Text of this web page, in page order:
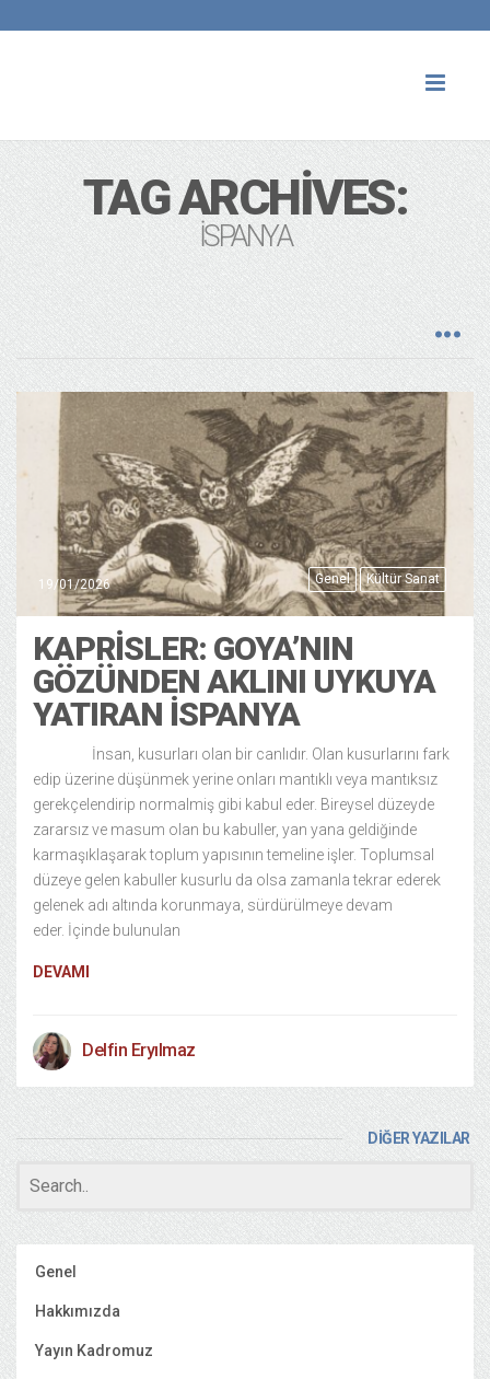
TAG ARCHIVES:
İSPANYA
Genel Kültür Sanat
19/01/2026
KAPRISLER: GOYA’NIN
GÖZÜNDEN AKLINI UYKUYA
YATIRAN İSPANYA
İnsan, kusurları olan bir canlıdır. Olan kusurlarını fark
edip üzerine düşünmek yerine onları mantıklı veya mantıksız
gerekçelendirip normalmiş gibi kabul eder. Bireysel düzeyde
zararsız ve masum olan bu kabuller, yan yana geldiğinde
karmaşıklaşarak toplum yapısının temeline işler. Toplumsal
düzeye gelen kabuller kusurlu da olsa zamanla tekrar ederek
gelenek adı altında korunmaya, sürdürülmeye devam
eder. İçinde bulunulan
DEVAMI
Delfin Eryılmaz
DİĞER YAZILAR
Genel
Hakkımızda
Yayın Kadromuz